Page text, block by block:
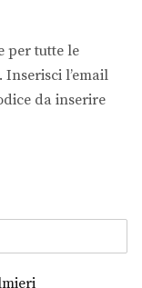
per tutte le
Inserisci l’email
da inserire